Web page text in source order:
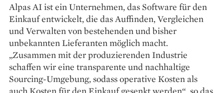
Alpas AI ist ein Unternehmen, das Software für den
Einkauf entwickelt, die das Auffinden, Vergleichen
und Verwalten von bestehenden und bisher
unbekannten Lieferanten möglich macht.
„Zusammen mit der produzierenden Industrie
schaffen wir eine transparente und nachhaltige
Sourcing-Umgebung, sodass operative Kosten als
auch Kosten für den Einkauf gesenkt werden“, so das